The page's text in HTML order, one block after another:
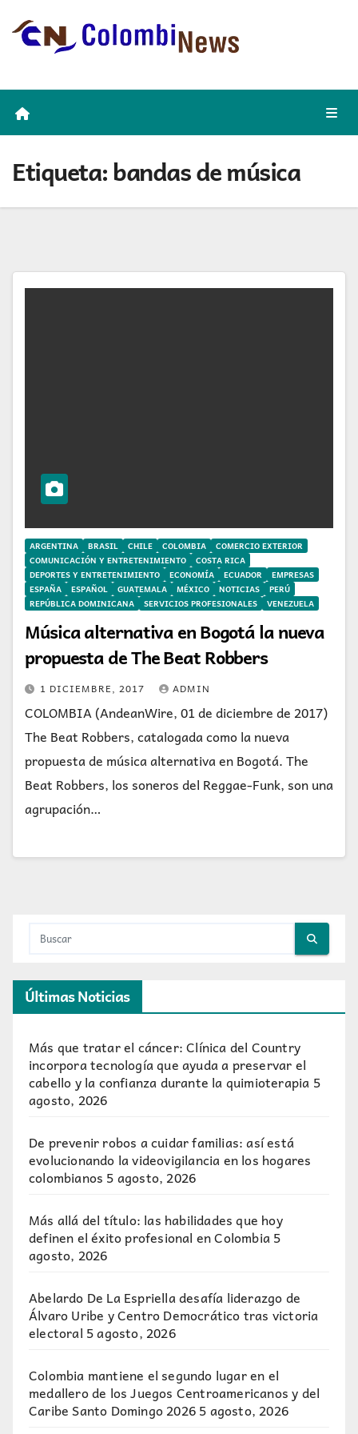
Etiqueta:bandas de música
ARGENTINA BRASIL CHILE COLOMBIA
COMERCIO EXTERIOR
COMUNICACIÓN Y ENTRETENIMIENTO
COSTA RICA
DEPORTES Y ENTRETENIMIENTO
ECONOMÍA ECUADOR
EMPRESAS
ESPAÑA
ESPAÑOL GUATEMALA MÉXICO NOTICIAS
PERÚ
REPÚBLICA DOMINICANA
SERVICIOS PROFESIONALES VENEZUELA
Música alternativa en Bogotá la nueva
propuesta de The Beat Robbers
1 DICIEMBRE, 2017 ADMIN
COLOMBIA (AndeanWire, 01 de diciembre de 2017)
The Beat Robbers, catalogada como la nueva
propuesta de música alternativa en Bogotá. The
Beat Robbers, los soneros del Reggae-Funk, son una
agrupación…
Últimas Noticias
Más que tratar el cáncer: Clínica del Country
incorpora tecnología que ayuda a preservar el
cabello y la confianza durante la quimioterapia 5
agosto, 2026
De prevenir robos a cuidar familias: así está
evolucionando la videovigilancia en los hogares
colombianos 5 agosto, 2026
Más allá del título: las habilidades que hoy
definen el éxito profesional en Colombia5
agosto, 2026
Abelardo De La Espriella desafía liderazgo de
Álvaro Uribe y Centro Democrático tras victoria
electoral 5 agosto, 2026
Colombia mantiene el segundo lugar en el
medallero de los Juegos Centroamericanos y del
Caribe Santo Domingo 20265 agosto, 2026